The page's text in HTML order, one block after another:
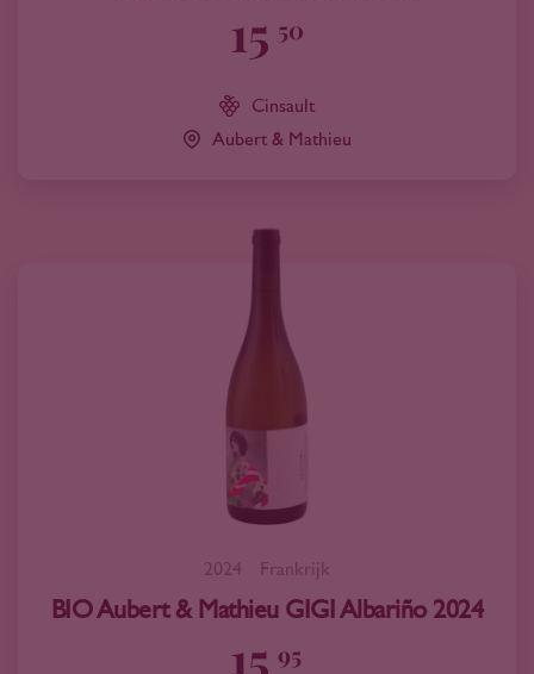
15 50
Cinsault
Aubert & Mathieu
2024 Frankrijk
BIO Aubert & Mathieu GIGI Albariño 2024
15 95